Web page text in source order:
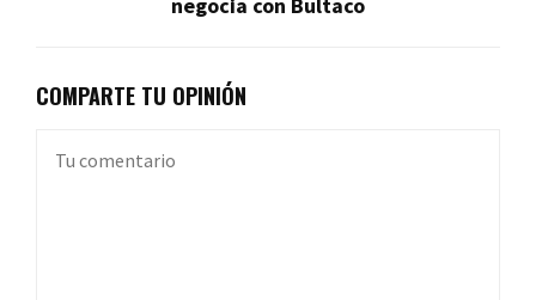
negocia con Bultaco
COMPARTE TU OPINIÓN